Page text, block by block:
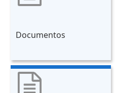
Documentos